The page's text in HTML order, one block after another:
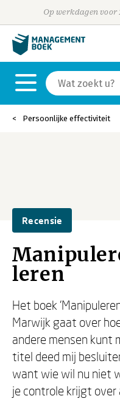
Op werkdagen
Persoonlijke effectiviteit
Recensie
leren
Het boek
Marwijk gaat over
andere mensen kunt
titel deed mij
want wie wil nu niet
je controle krijgt over